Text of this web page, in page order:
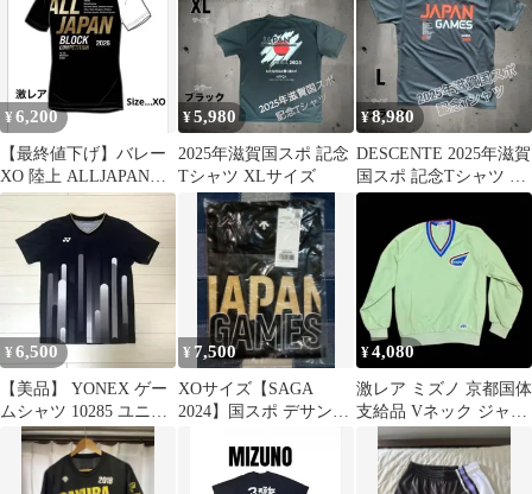
¥ 6,200
【最終値下げ】バレー
XO 陸上 ALLJAPAN国
体天皇杯インターハイ
2026
¥5,980
2025年滋賀国スポ 記念
Tシャツ XLサイズ
¥8,980
DESCENTE 2025年滋賀
国スポ 記念Tシャツ L
サイズ
¥6,500
【美品】 YONEX ゲー
ムシャツ 10285 ユニL
廃盤 日本代表モデル
¥ 7,500
XOサイズ【SAGA
2024】国スポ デサント
¥4,080
激レア ミズノ 京都国体
支給品 Vネック ジャー
ジ プルオーバー ヴィン
テージ